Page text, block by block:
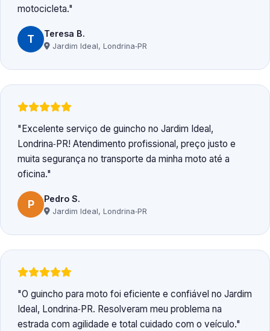
motocicleta.
T Teresa B.
Jardim Ideal, Londrina‑PR
Excelente serviço de guincho no Jardim Ideal,
Londrina‑PR! Atendimento profissional, preço justo e
muita segurança no transporte da minha moto até a
oficina.
P Pedro S.
Jardim Ideal, Londrina‑PR
O guincho para moto foi eficiente e confiável no Jardim
Ideal, Londrina‑PR. Resolveram meu problema na
estrada com agilidade e total cuidado com o veículo.